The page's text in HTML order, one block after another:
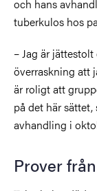
och hans
tuberkulos hos
– Jag är
överraskning att
är roligt att
på det här sättet,
avhandling i
Prover